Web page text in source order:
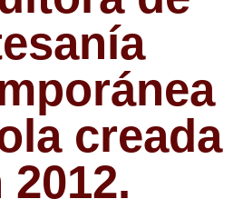
creada
2012.